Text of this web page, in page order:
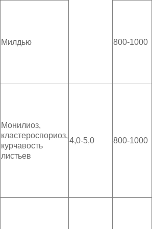
Милдью 800-1000
Монилиоз,
кластероспориоз,
курчавость
листьев
4,0-5,0 800-1000